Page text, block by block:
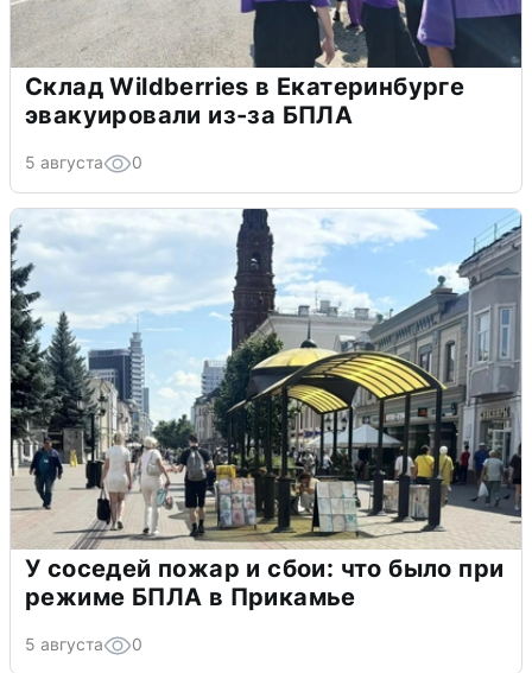
Склад Wildberries в Екатеринбурге
эвакуировали из-за БПЛА
5 августа 0
У соседей пожар и сбои: что было при
режиме БПЛА в Прикамье
5 августа 0